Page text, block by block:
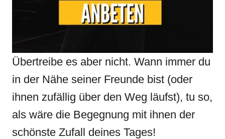
Übertreibe es aber nicht. Wann immer du
in der Nähe seiner Freunde bist (oder
ihnen zufällig über den Weg läufst), tu so,
als wäre die Begegnung mit ihnen der
schönste Zufall deines Tages!